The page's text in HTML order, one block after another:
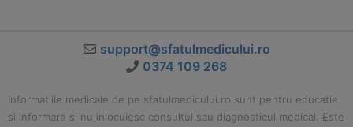
support@sfatulmedicului.ro
0374 109 268
Informatiile medicale de pe sfatulmedicului.ro sunt pentru educatie
si informare si nu inlocuiesc consultul sau diagnosticul medical. Este